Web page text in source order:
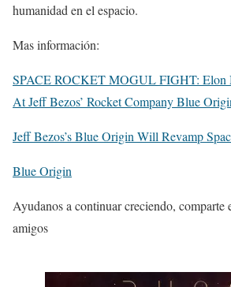
humanidad en el espacio.
Mas información:
SPACE ROCKET MOGUL FIGHT: Elon
At Jeff Bezos’ Rocket Company Blue
Jeff Bezos’s Blue Origin Will Revamp
Blue Origin
Ayudanos a continuar creciendo, comparte
amigos